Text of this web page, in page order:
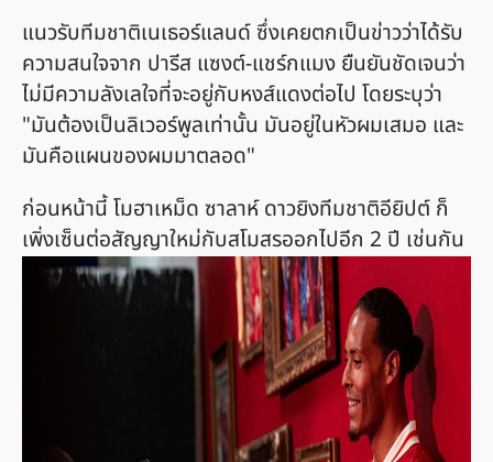
แนวรับทีมชาติเนเธอร์แลนด์ ซึ่งเคยตกเป็นข่าวว่าได้รับ
ความสนใจจาก ปารีส แซงต์-แชร์กแมง ยืนยันชัดเจนว่า
ไม่มีความลังเลใจที่จะอยู่กับหงส์แดงต่อไป โดยระบุว่า
"มันต้องเป็นลิเวอร์พูลเท่านั้น มันอยู่ในหัวผมเสมอ และ
มันคือแผนของผมมาตลอด"
ก่อนหน้านี้ โมฮาเหม็ด ซาลาห์ ดาวยิงทีมชาติอียิปต์ ก็
เพิ่งเซ็นต่อสัญญาใหม่กับสโมสรออกไปอีก 2 ปี เช่นกัน